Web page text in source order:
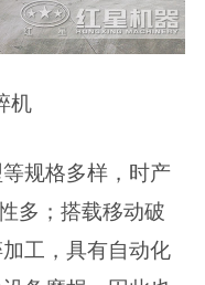
机
规格多样，时产
多；搭载移动破
工，具有自动化